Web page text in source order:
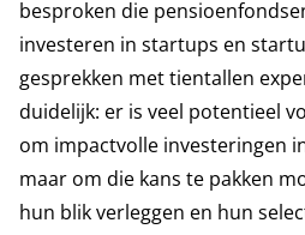
besproken die
investeren in startups en
gesprekken met tientallen
duidelijk: er is veel potentieel
om impactvolle investeringen
maar om die kans te pakken
hun blik verleggen en hun